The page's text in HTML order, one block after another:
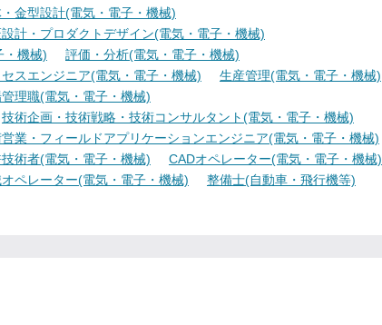
金型設計(電気・電子・機械)
計・プロダクトデザイン(電気・電子・機械)
・機械)
評価・分析(電気・電子・機械)
スエンジニア(電気・電子・機械)
生産管理(電気・電子・機械)
理職(電気・電子・機械)
技術企画・技術戦略・技術コンサルタント(電気・電子・機械)
業・フィールドアプリケーションエンジニア(電気・電子・機械)
術者(電気・電子・機械)
CADオペレーター(電気・電子・機械)
ペレーター(電気・電子・機械)
整備士(自動車・飛行機等)